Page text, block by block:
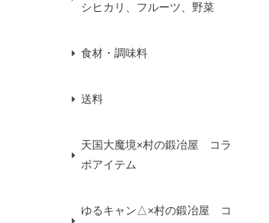
シヒカリ、フルーツ、野菜
食材・調味料
送料
天国大魔境×村の鍛冶屋 コラ
ボアイテム
ゆるキャン△×村の鍛冶屋 コ